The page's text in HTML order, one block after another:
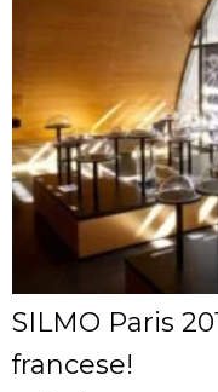
SILMO Paris
francese!